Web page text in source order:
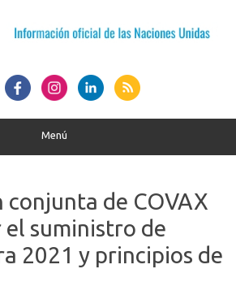
Menú
conjunta de COVAX
el suministro de
2021 y principios de